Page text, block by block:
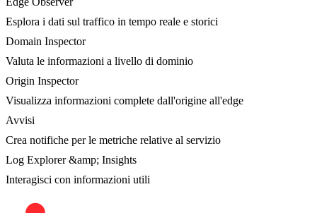
Esplora i dati sul traffico in tempo reale e storici
Domain Inspector
Valuta le informazioni a livello di dominio
Origin Inspector
Visualizza informazioni complete dall'origine all'edge
Avvisi
Crea notifiche per le metriche relative al servizio
Log Explorer &amp; Insights
Interagisci con informazioni utili